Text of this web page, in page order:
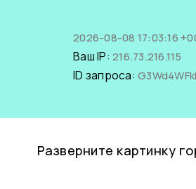
2026-08-08 17:03:16
Ваш IP: 216.73.216.115
ID запроса:
Разверните картинку